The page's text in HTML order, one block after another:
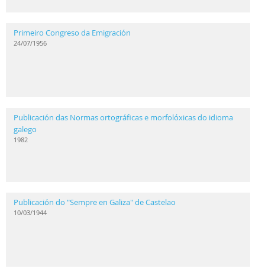
Primeiro Congreso da Emigración
24/07/1956
Publicación das Normas ortográficas e morfolóxicas do idioma
galego
1982
Publicación do "Sempre en Galiza" de Castelao
10/03/1944